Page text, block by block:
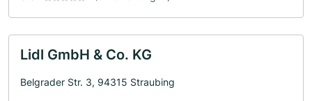
Lidl GmbH & Co. KG
Belgrader Str. 3, 94315 Straubing